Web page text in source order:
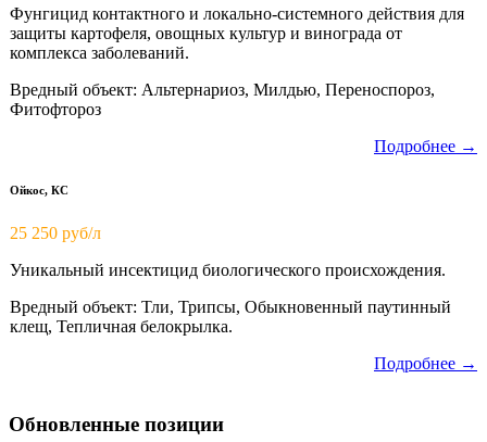
Фунгицид контактного и локально-системного действия для
защиты картофеля, овощных культур и винограда от
комплекса заболеваний.
Вредный объект: Альтернариоз, Милдью, Переноспороз,
Фитофтороз
Подробнее →
Ойкос, КС
25 250 руб/л
Уникальный инсектицид биологического происхождения.
Вредный объект: Тли, Трипсы, Обыкновенный паутинный
клещ, Тепличная белокрылка.
Подробнее →
Обновленные позиции